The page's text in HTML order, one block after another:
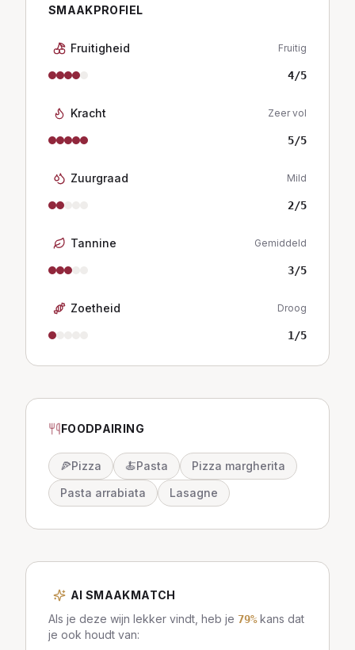
SMAAKPROFIEL
Fruitigheid Fruitig
4/5
Kracht Zeer vol
5/5
Zuurgraad Mild
2/5
Tannine Gemiddeld
3/5
Zoetheid Droog
1 /5
FOODPAIRING
🍕Pizza 🍝Pasta
Pizza margherita
Pasta arrabiata
Lasagne
AI SMAAKMATCH
Als je deze wijn lekker vindt, heb je 79%kans dat
je ook houdt van: